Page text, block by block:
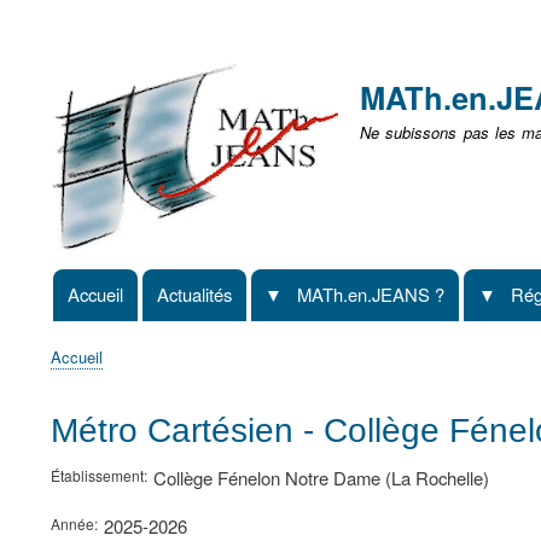
non
identifié
Ne subissons pas les
Navigation
principale
Accueil Actualités MATh.en.JEANS ?
d'Ariane
Accueil
Métro Cartésien - Collège
Établissement Collège Fénelon Notre Dame (La Rochelle)
Année 2025-2026